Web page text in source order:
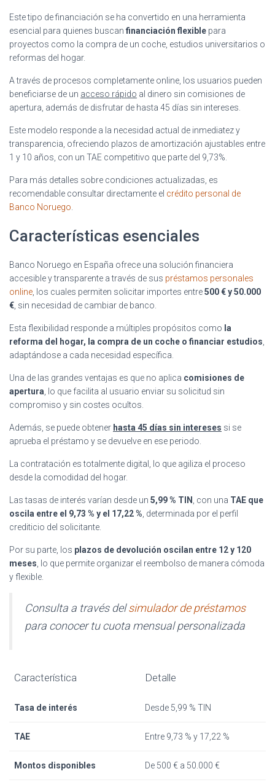
Este tipo de financiación se ha convertido en una herramienta
esencial para quienes buscan financiación flexible para
proyectos como la compra de un coche, estudios universitarios o
reformas del hogar.
A través de procesos completamente online, los usuarios pueden
beneficiarse de un acceso rápido al dinero sin comisiones de
apertura, además de disfrutar de hasta 45 días sin intereses.
Este modelo responde a la necesidad actual de inmediatez y
transparencia, ofreciendo plazos de amortización ajustables entre
1 y 10 años, con un TAE competitivo que parte del 9,73%.
Para más detalles sobre condiciones actualizadas, es
recomendable consultar directamente el crédito personal de
Banco Noruego
Características esenciales
Banco Noruego en España ofrece una solución financiera
accesible y transparente a través de sus préstamos personales
online , los cuales permiten solicitar importes entre500 € y 50.000
€ , sin necesidad de cambiar de banco.
Esta flexibilidad responde a múltiples propósitos como la
reforma del hogar, la compra de un coche o financiar estudios
adaptándose a cada necesidad específica.
Una de las grandes ventajas es que no aplica comisiones de
apertura , lo que facilita al usuario enviar su solicitud sin
compromiso y sin costes ocultos.
Además, se puede obtener hasta 45 días sin intereses si se
aprueba el préstamo y se devuelve en ese periodo.
La contratación es totalmente digital, lo que agiliza el proceso
desde la comodidad del hogar.
Las tasas de interés varían desde un 5,99 % TIN , con una TAE que
oscila entre el 9,73 % y el 17,22 % , determinada por el perfil
crediticio del solicitante.
Por su parte, los plazos de devolución oscilan entre 12 y 120
meses , lo que permite organizar el reembolso de manera cómoda
y flexible.
Consulta a través delsimulador de préstamos
para conocer tu cuota mensual personalizada
Característica Detalle
Tasa de interés Desde 5,99 % TIN
TAE Entre 9,73 % y 17,22 %
Montos disponibles De 500 € a 50.000 €